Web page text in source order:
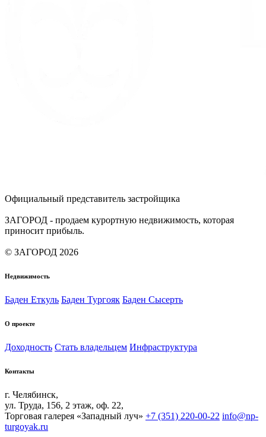
Официальный представитель застройщика
ЗАГОРОД - продаем курортную недвижимость, которая
приносит прибыль.
© ЗАГОРОД 2026
Недвижимость
Баден Еткуль Баден Тургояк Баден Сысерть
О проекте
Доходность Стать владельцем Инфраструктура
Контакты
г. Челябинск,
ул. Труда, 156, 2 этаж, оф. 22,
Торговая галерея «Западный луч» +7 (351) 220-00-22 info@np-
turgoyak.ru